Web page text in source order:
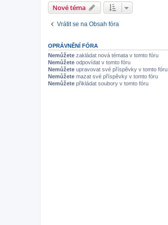
Nové téma
Vrátit se na Obsah fóra
OPRÁVNĚNÍ FÓRA
Nemůžete zakládat nová témata v tomto fóru
Nemůžete odpovídat v tomto fóru
Nemůžete upravovat své příspěvky v tomto fóru
Nemůžete mazat své příspěvky v tomto fóru
Nemůžete přikládat soubory v tomto fóru